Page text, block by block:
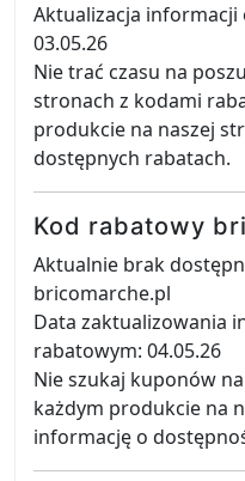
Aktualizacja
03.05.26
Nie trać czasu na
stronach z kodami
produkcie na naszej
dostępnych rabatach.
Kod rabatowy
Aktualnie brak
bricomarche.pl
Data zaktualizowania
rabatowym: 04.05.26
Nie szukaj kuponów
każdym produkcie na
informację o